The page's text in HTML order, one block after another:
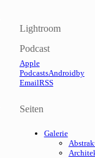
Lightroom
Podcast
Apple
PodcastsAndroidby
EmailRSS
Seiten
Galerie